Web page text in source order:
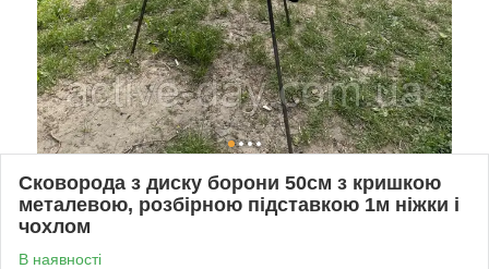
Сковорода з диску борони 50см з кришкою
металевою, розбірною підставкою 1м ніжки і
чохлом
В наявності